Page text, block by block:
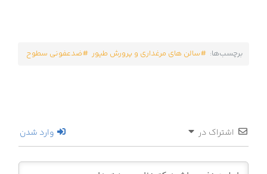
برچسب‌ها: سالن های مرغداری و پرورش طیور ضدعفونی سطوح
اشتراک در وارد شدن